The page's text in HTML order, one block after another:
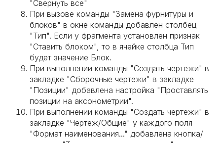
"Свернуть все"
При вызове команды "Замена фурнитуры и
блоков" в окне команды добавлен столбец
"Тип". Если у фрагмента установлен признак
"Ставить блоком", то в ячейке столбца Тип
будет значение Блок.
При выполнении команды "Создать чертежи" в
закладке "Сборочные чертежи" в закладке
"Позиции" добавлена настройка "Проставлять
позиции на аксонометрии".
При выполнении команды "Создать чертежи" в
закладке "Чертеж/Общие" у каждого поля
"Формат наименования..." добавлена кнопка/